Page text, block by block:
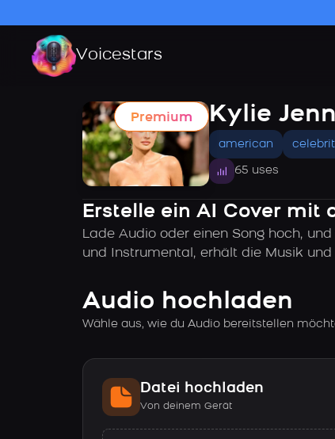
Voicestars
Premium Kylie
american
65 uses
Erstelle ein AI Cover mit
Lade Audio oder einen Song hoch,
und Instrumental, erhält die Musik
Audio hochladen
Wähle aus, wie du Audio bereitstellen
Datei hochladen
Von deinem Gerät